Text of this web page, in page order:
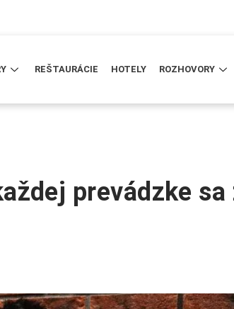
REŠTAURÁCIE HOTELY ROZHOVORY
prevádzke sa